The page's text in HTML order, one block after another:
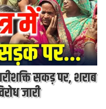
सकड़ पर, शराब
जारी